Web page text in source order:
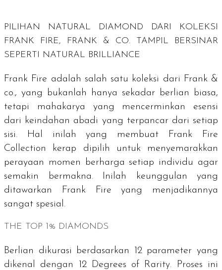
PILIHAN NATURAL DIAMOND
DARI KOLEKSI
FRANK FIRE, FRANK & CO. TAMPIL BERSINAR
SEPERTI
NATURAL BRILLIANCE
Frank Fire adalah salah satu koleksi dari Frank &
co., yang bukanlah hanya sekadar berlian biasa,
tetapi mahakarya yang mencerminkan esensi
dari keindahan abadi yang terpancar dari setiap
sisi. Hal inilah yang membuat Frank Fire
Collection kerap dipilih untuk menyemarakkan
perayaan momen berharga setiap individu agar
semakin bermakna. Inilah keunggulan yang
ditawarkan Frank Fire yang menjadikannya
sangat spesial.
THE TOP 1% DIAMONDS
Berlian dikurasi berdasarkan 12 parameter yang
dikenal dengan
12 Degrees of Rarity. Proses ini